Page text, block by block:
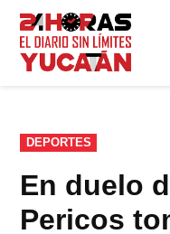
Saltar
contenido
PUBLICADO
EN
DEPORTES
En duelo
Pericos